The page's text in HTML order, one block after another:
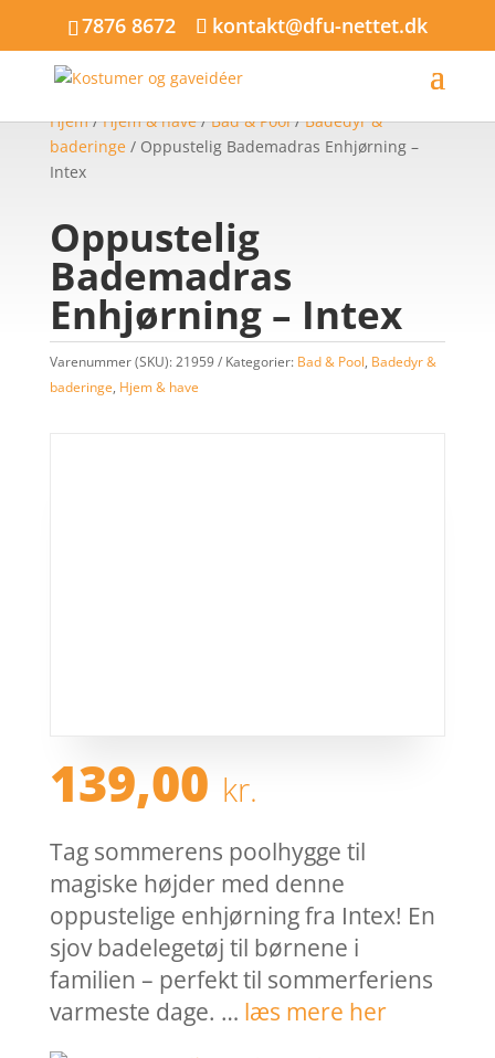
7876 8672 kontakt@dfu-nettet.dk
Hjem/Hjem & have/Bad & Pool/Badedyr &
baderinge/ Oppustelig Bademadras Enhjørning –
Intex
Oppustelig
Bademadras
Enhjørning – Intex
Varenummer (SKU):21959 Kategorier: Bad & Pool, Badedyr &
baderinge, Hjem & have
139,00 kr.
Tag sommerens poolhygge til
magiske højder med denne
oppustelige enhjørning fra Intex! En
sjov badelegetøj til børnene i
familien – perfekt til sommerferiens
varmeste dage. … læs mere her